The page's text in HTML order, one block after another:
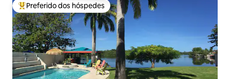
Entre os melhores preferidos dos hóspedes
Preferido dos hóspedes